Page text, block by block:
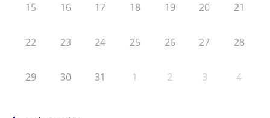
15 16 17 18 19 20 21
22 23 24 25 26 27 28
29 30 31 1 2 3 4